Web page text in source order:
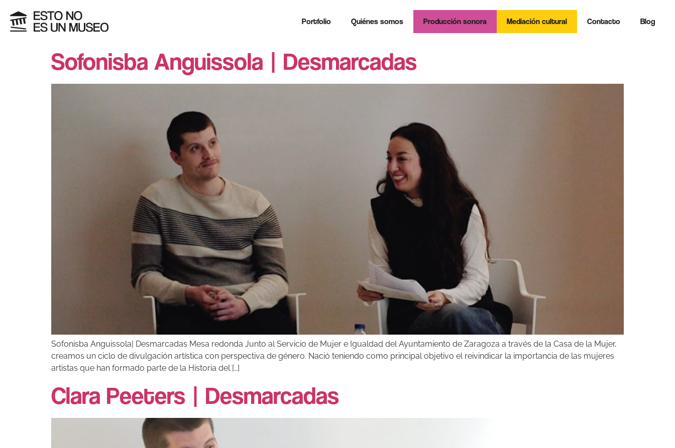
Portfolio Quiénes somos Producción sonora Mediación cultural Contacto Blog
Sofonisba Anguissola | Desmarcadas
Sofonisba Anguissola| Desmarcadas Mesa redonda Junto al Servicio de Mujer e Igualdad del Ayuntamiento de Zaragoza a través de la Casa de la Mujer,
creamos un ciclo de divulgación artística con perspectiva de género. Nació teniendo como principal objetivo el reivindicar la importancia de las mujeres
artistas que han formado parte de la Historia del […]
Clara Peeters | Desmarcadas